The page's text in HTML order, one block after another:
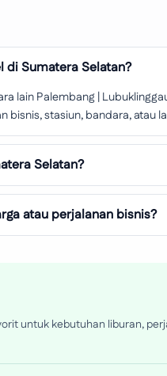
di Sumatera Selatan?
lain Palembang |
stasiun, bandara, atau
Selatan?
atau perjalanan bisnis?
untuk kebutuhan liburan,